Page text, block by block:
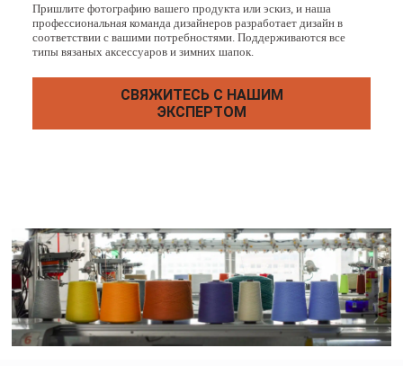
Пришлите фотографию вашего продукта или эскиз, и наша
профессиональная команда дизайнеров разработает дизайн в
соответствии с вашими потребностями. Поддерживаются все
типы вязаных аксессуаров и зимних шапок.
СВЯЖИТЕСЬ С НАШИМ
ЭКСПЕРТОМ